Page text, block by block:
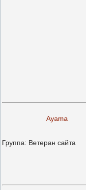
Ayama
Группа: Ветеран сайта